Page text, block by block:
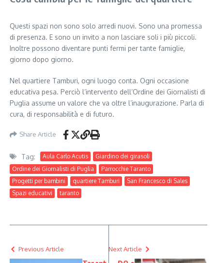
Questi spazi non sono solo arredi nuovi. Sono una promessa
di presenza. E sono un invito a non lasciare soli i più piccoli.
Inoltre possono diventare punti fermi per tante famiglie,
giorno dopo giorno.
Nel quartiere Tamburi, ogni luogo conta. Ogni occasione
educativa pesa. Perciò l’intervento dell’Ordine dei Giornalisti di
Puglia assume un valore che va oltre l’inaugurazione. Parla di
cura, di responsabilità e di futuro.
Share Article
Tag: Aula Carlo Acutis
Giardino dei girasoli
Ordine dei Giornalisti di Puglia
Parrocchie Taranto
Progetti per bambini
quartiere Tamburi
San Francesco di Sales
Spazi educativi
taranto
Previous Article Next Article